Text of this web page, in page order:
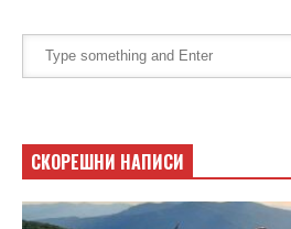
СКОРЕШНИ НАПИСИ